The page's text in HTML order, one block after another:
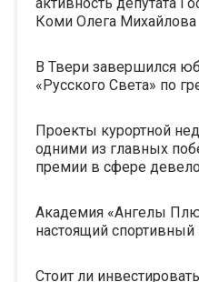
Коми Олега Михайлова
В Твери завершился
«Русского Света» по
Проекты курортной
одними из главных
премии в сфере
Академия «Ангелы
настоящий спортивный
Стоит ли